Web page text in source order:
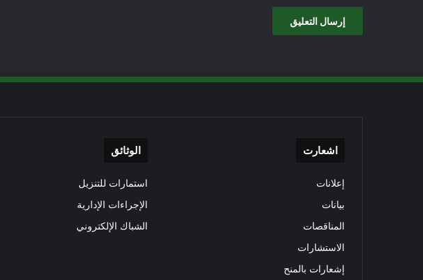
اشعارت
إعلانات
بيانات
المناقصات
الاستشارات
إشعارات بالمنح
الوثائق
استمارات للتنزيل
الإجراءات الإدارية
الشباك الإلكتروني